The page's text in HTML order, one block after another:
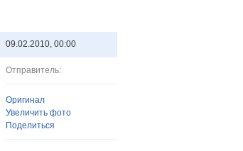
09.02.2010, 00:00
Отправитель:
Оригинал
Увеличить фото
Поделиться